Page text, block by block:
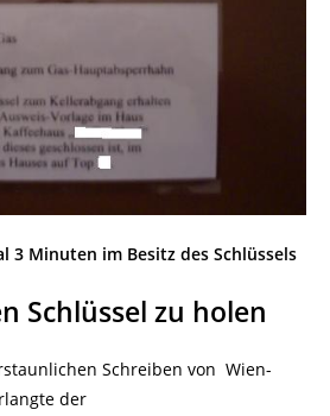
3 Minuten im Besitz des Schlüssels
Schlüssel zu holen
Schreiben von Wien-
der